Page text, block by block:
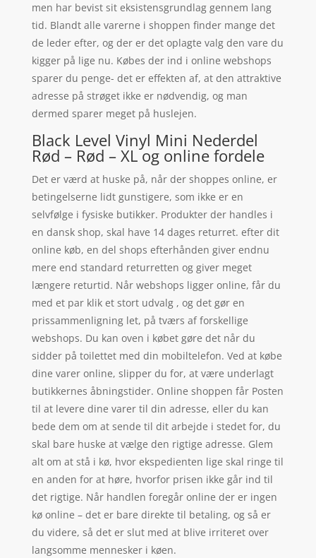
men har bevist sit eksistensgrundlag gennem lang
tid. Blandt alle varerne i shoppen finder mange det
de leder efter, og der er det oplagte valg den vare du
kigger på lige nu. Købes der ind i online webshops
sparer du penge- det er effekten af, at den attraktive
adresse på strøget ikke er nødvendig, og man
dermed sparer meget på huslejen.
Black Level Vinyl Mini Nederdel
Rød – Rød – XL og online fordele
Det er værd at huske på, når der shoppes online, er
betingelserne lidt gunstigere, som ikke er en
selvfølge i fysiske butikker. Produkter der handles i
en dansk shop, skal have 14 dages returret. efter dit
online køb, en del shops efterhånden giver endnu
mere end standard returretten og giver meget
længere returtid. Når webshops ligger online, får du
med et par klik et stort udvalg , og det gør en
prissammenligning let, på tværs af forskellige
webshops. Du kan oven i købet gøre det når du
sidder på toilettet med din mobiltelefon. Ved at købe
dine varer online, slipper du for, at være underlagt
butikkernes åbningstider. Online shoppen får Posten
til at levere dine varer til din adresse, eller du kan
bede dem om at sende til dit arbejde i stedet for, du
skal bare huske at vælge den rigtige adresse. Glem
alt om at stå i kø, hvor ekspedienten lige skal ringe til
en anden for at høre, hvorfor prisen ikke går ind til
det rigtige. Når handlen foregår online der er ingen
kø online – det er bare direkte til betaling, og så er
du videre, så det er slut med at blive irriteret over
langsomme mennesker i køen.